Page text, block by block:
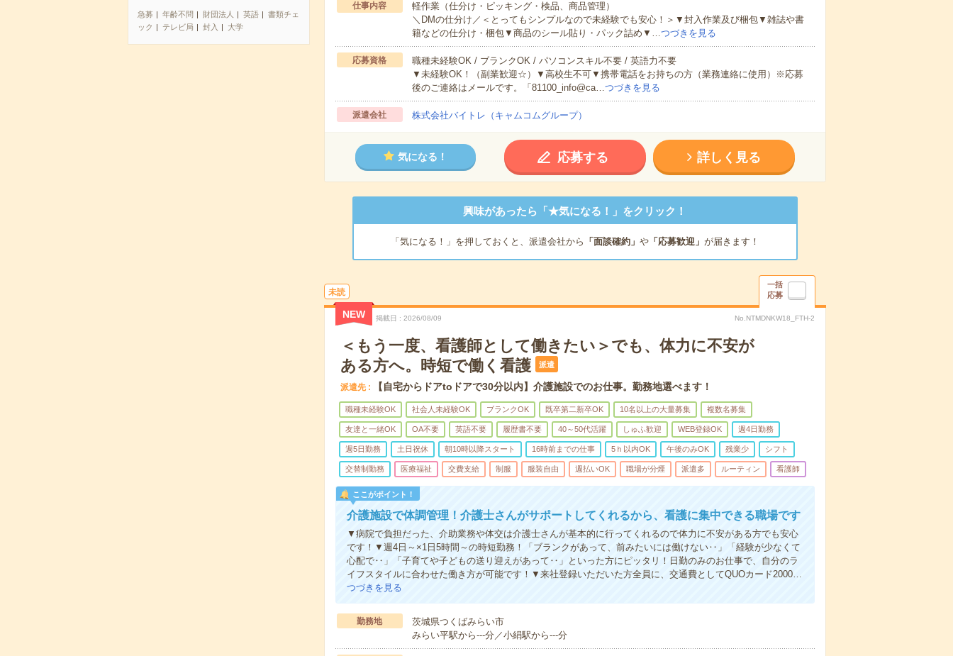
急募 年齢不問 財団法人 英語
書類チェ
ック
テレビ局 封入 大学
仕事内容
軽作業（仕分け・ピッキング・検品、商品管理）
＼DMの仕分け／＜とってもシンプルなので未経験でも安心！＞▼封入作業及び梱包▼雑誌や書
籍などの仕分け・梱包▼商品のシール貼り・パック詰め▼…つづきを見る
応募資格
職種未経験OK / ブランクOK / パソコンスキル不要 / 英語力不要
▼未経験OK！（副業歓迎☆）▼高校生不可▼携帯電話をお持ちの方（業務連絡に使用）※応募
後のご連絡はメールです。「81100_info@ca…つづきを見る
派遣会社 株式会社バイトレ（キャムコムグループ）
気になる！ 応募する 詳しく見る
興味があったら「★気になる！」をクリック！
「気になる！」を押しておくと、派遣会社から 「面談確約」 や「応募歓迎」 が届きます！
未読
一括
応募
NEW 掲載日 2026/08/09 No.NTMDNKW18_FTH-2
＜もう一度、看護師として働きたい＞でも、体力に不安が
ある方へ。時短で働く看護
派遣
派遣先 【自宅からドアtoドアで30分以内】介護施設でのお仕事。勤務地選べます！
職種未経験OK 社会人未経験OK ブランクOK 既卒第二新卒OK 10名以上の大量募集 複数名募集
友達と一緒OK OA不要 英語不要 履歴書不要 40～50代活躍 しゅふ歓迎 WEB登録OK 週4日勤務
週5日勤務 土日祝休 朝10時以降スタート 16時前までの仕事 5ｈ以内OK 午後のみOK 残業少 シフト
交替制勤務 医療福祉 交費支給 制服 服装自由 週払いOK 職場が分煙 派遣多 ルーティン 看護師
ここがポイント！
介護施設で体調管理！介護士さんがサポートしてくれるから、看護に集中できる職場です
▼病院で負担だった、介助業務や体交は介護士さんが基本的に行ってくれるので体力に不安がある方でも安心
です！▼週4日～×1日5時間～の時短勤務！「ブランクがあって、前みたいには働けない‥」「経験が少なくて
心配で‥」「子育てや子どもの送り迎えがあって‥」といった方にピッタリ！日勤のみのお仕事で、自分のラ
イフスタイルに合わせた働き方が可能です！▼来社登録いただいた方全員に、交通費としてQUOカード2000…
つづきを見る
勤務地
茨城県つくばみらい市
みらい平駅から---分／小絹駅から---分